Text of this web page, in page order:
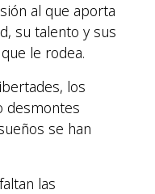
al que aporta
su talento y sus
le rodea.
los
desmontes
se han
las